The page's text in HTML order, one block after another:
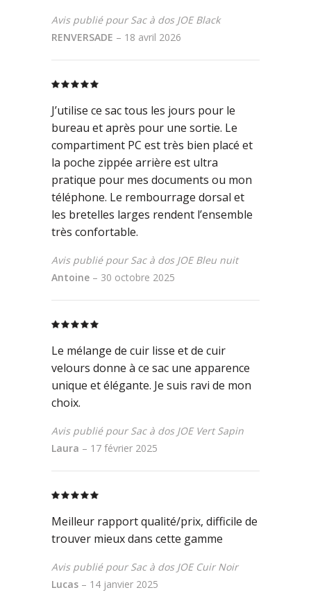
Avis publié pour Sac à dos JOE Black
RENVERSADE – 18 avril 2026
J’utilise ce sac tous les jours pour le
bureau et après pour une sortie. Le
compartiment PC est très bien placé et
la poche zippée arrière est ultra
pratique pour mes documents ou mon
téléphone. Le rembourrage dorsal et
les bretelles larges rendent l’ensemble
très confortable.
Avis publié pour Sac à dos JOE Bleu nuit
Antoine – 30 octobre 2025
Le mélange de cuir lisse et de cuir
velours donne à ce sac une apparence
unique et élégante. Je suis ravi de mon
choix.
Avis publié pour Sac à dos JOE Vert Sapin
Laura – 17 février 2025
Meilleur rapport qualité/prix, difficile de
trouver mieux dans cette gamme
Avis publié pour Sac à dos JOE Cuir Noir
Lucas – 14 janvier 2025